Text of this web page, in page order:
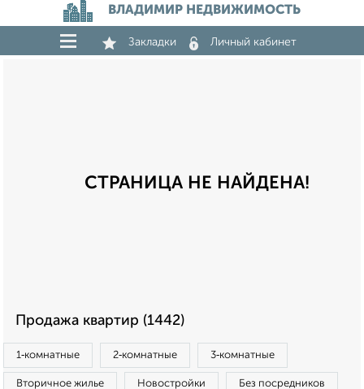
ВЛАДИМИР НЕДВИЖИМОСТЬ
Закладки Личный кабинет
СТРАНИЦА НЕ НАЙДЕНА!
Продажа квартир (1442)
1‑комнатные 2‑комнатные 3‑комнатные
Вторичное жилье Новостройки Без посредников